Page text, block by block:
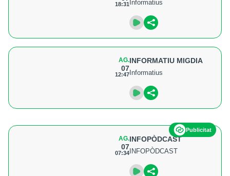
18:31 Informatius
AG.
07
12:47
INFORMATIU MIGDIA
Informatius
Publicitat
AG.
07
07:34
INFOPÒDCAST
INFOPÒDCAST